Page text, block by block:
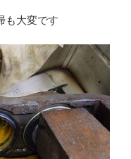
も大変です